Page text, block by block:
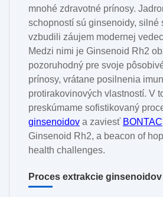
mnohé zdravotné prínosy.
schopností sú ginsenoidy, silné
vzbudili záujem modernej
Medzi nimi je Ginsenoid Rh2
pozoruhodný pre svoje
prínosy, vrátane posilnenia
protirakovinových vlastností. V
preskúmame sofistikovaný
ginsenoidov a zaviesť BONTAC
Ginsenoid Rh2, a beacon of
health challenges.
Proces extrakcie ginsenoidov